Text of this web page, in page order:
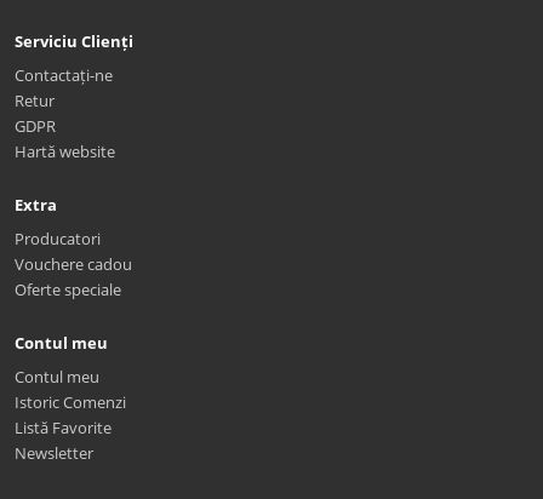
Serviciu Clienți
Contactați-ne
Retur
GDPR
Hartă website
Extra
Producatori
Vouchere cadou
Oferte speciale
Contul meu
Contul meu
Istoric Comenzi
Listă Favorite
Newsletter